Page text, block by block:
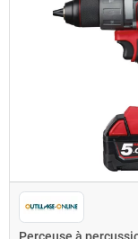
Perceuse à